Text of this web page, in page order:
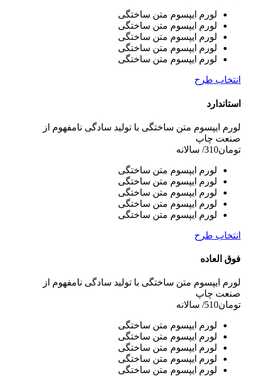
لورم ایپسوم متن ساختگی
لورم ایپسوم متن ساختگی
لورم ایپسوم متن ساختگی
لورم ایپسوم متن ساختگی
لورم ایپسوم متن ساختگی
انتخاب طرح
استاندارد
لورم ایپسوم متن ساختگی با تولید سادگی نامفهوم از
صنعت چاپ
تومان310/ سالانه
لورم ایپسوم متن ساختگی
لورم ایپسوم متن ساختگی
لورم ایپسوم متن ساختگی
لورم ایپسوم متن ساختگی
لورم ایپسوم متن ساختگی
انتخاب طرح
فوق العاده
لورم ایپسوم متن ساختگی با تولید سادگی نامفهوم از
صنعت چاپ
تومان510/ سالانه
لورم ایپسوم متن ساختگی
لورم ایپسوم متن ساختگی
لورم ایپسوم متن ساختگی
لورم ایپسوم متن ساختگی
لورم ایپسوم متن ساختگی